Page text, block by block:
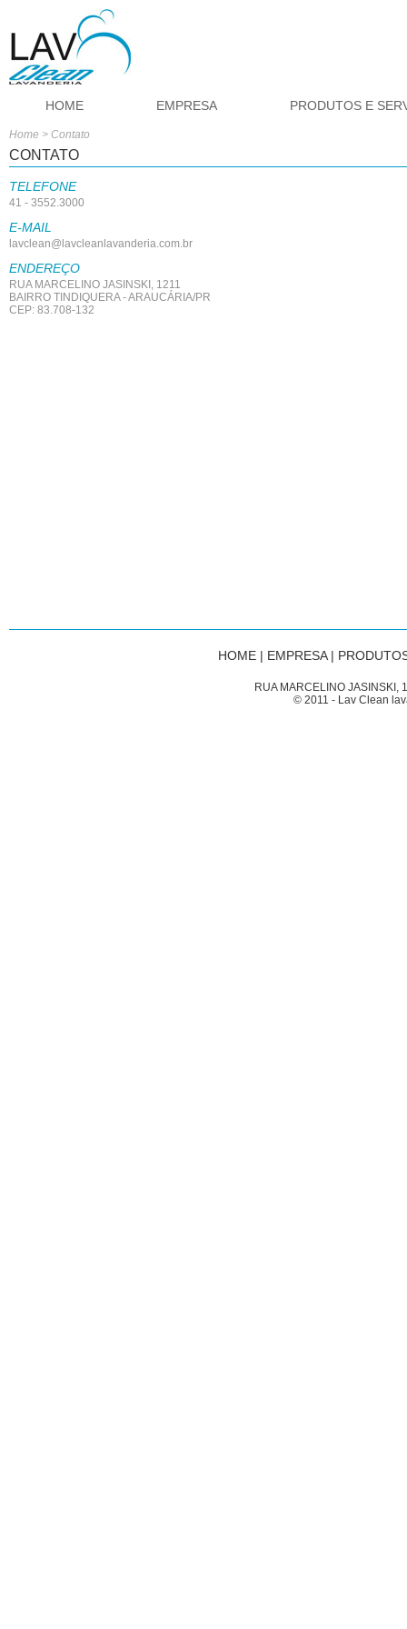
HOME EMPRESA PRODUTOS E
Home > Contato
CONTATO
TELEFONE
41 - 3552.3000
E-MAIL
lavclean@lavcleanlavanderia.com.br
ENDEREÇO
RUA MARCELINO JASINSKI, 1211
BAIRRO TINDIQUERA - ARAUCÁRIA/PR
CEP: 83.708-132
HOME | EMPRESA|
RUA MARCELINO JASINSKI,
© 2011 - Lav Clean